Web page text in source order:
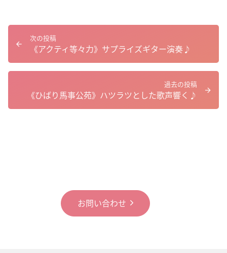
過去の投稿
《ひばり馬事公苑》ハツラツとした歌声響く♪
次の投稿
《アクティ等々力》サプライズギター演奏♪
お問い合わせ